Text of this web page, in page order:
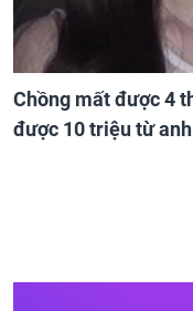
Chồng mất được 4
được 10 triệu từ